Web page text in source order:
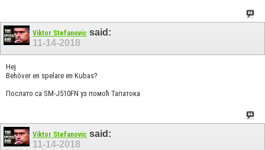
Viktor Stefanovic said:
11-14-2018
Hej
Behöver en spelare en Kubas?
Послато са SM-J510FN уз помоћ Тапатока
Viktor Stefanovic said:
11-14-2018